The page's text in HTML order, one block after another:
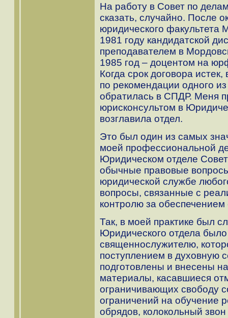
На работу в Совет по
сказать, случайно. После
юридического
1981 году кандидатской
преподавателем в
1985 год – доцентом на
Когда срок договора
по рекомендации одного
обратилась в СПДР. Меня
юрисконсультом в
возглавила отдел.
Это был один из самых
моей профессиональной
Юридическом отделе
обычные правовые
юридической службе
вопросы, связанные с
контролю за
Так, в моей практике был
Юридического отдела
священнослужителю,
поступлением в
подготовлены и внесены
материалы, касавшиеся
ограничивающих свободу
ограничений на обучение
обрядов, колокольный звон